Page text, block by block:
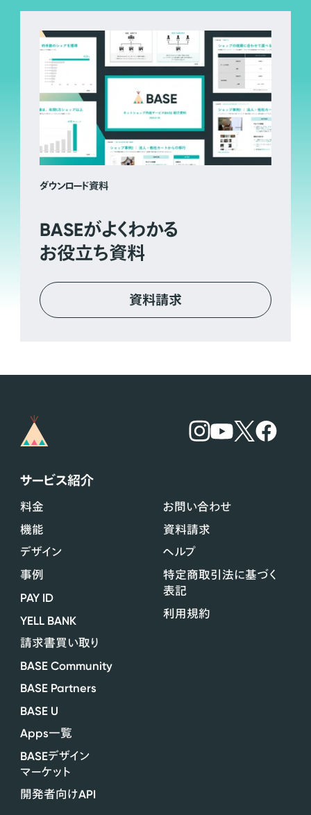
ダウンロード資料
BASEがよくわかる
お役立ち資料
資料請求
サービス紹介
料金
機能
デザイン
事例
PAY ID
YELL BANK
請求書買い取り
BASE Community
BASE Partners
BASE U
Apps一覧
BASEデザイン
マーケット
開発者向けAPI
お問い合わせ
資料請求
ヘルプ
特定商取引法に基づく
表記
利用規約